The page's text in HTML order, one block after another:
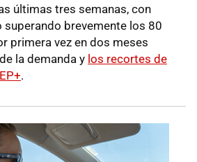
últimas tres semanas, con
brevemente los 80
primera vez en dos meses
la demanda y los recortes de
.